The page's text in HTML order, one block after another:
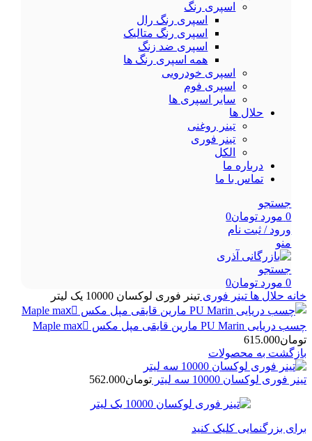
اسپری رنگ
اسپری رنگ رال
اسپری رنگ متالیک
اسپری ضد زنگ
همه اسپری رنگ ها
اسپری خودرویی
اسپری فوم
سایر اسپری ها
حلال ها
تینر روغنی
تینر فوری
الکل
درباره ما
تماس با ما
جستجو
0 مورد تومان0
ورود / ثبت نام
منو
جستجو
0 مورد تومان0
خانه حلال ها تینر فوری تینر فوری لوکسان 10000 یک لیتر
چسب دریایی PU Marin مارین قایقی مپل مکس Maple maxَ
تومان615.000
بازگشت به محصولات
تینر فوری لوکسان 10000 سه لیتر تومان562.000
برای بزرگنمایی کلیک کنید